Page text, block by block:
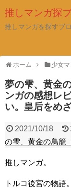
推しマンガ探ブ
推しマンガを探すブ
ホーム 少女
夢の雫、黄金
ンガの感想レ
い。皇后をめ
2021/10/18
の雫、黄金の鳥籠
推しマンガ。
トルコ後宮の物語。